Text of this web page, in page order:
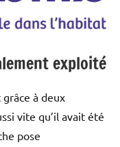
exploité
à deux
vite qu’il avait été
pose